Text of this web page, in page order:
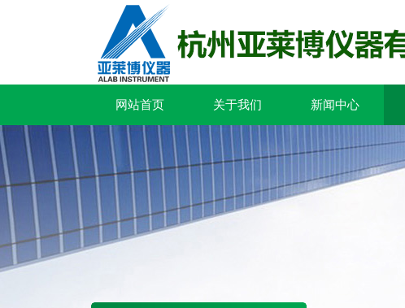
网站首页 关于我们 新闻中心